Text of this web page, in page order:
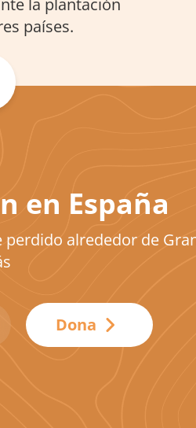
la plantación
países.
en España
perdido alrededor de
Dona